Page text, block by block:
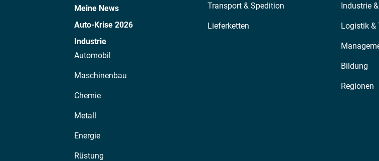
Meine News
Auto-Krise 2026
Industrie
Automobil
Maschinenbau
Chemie
Metall
Energie
Rüstung
Transport & Spedition
Lieferketten
Industrie
Logistik &
Bildung
Regionen